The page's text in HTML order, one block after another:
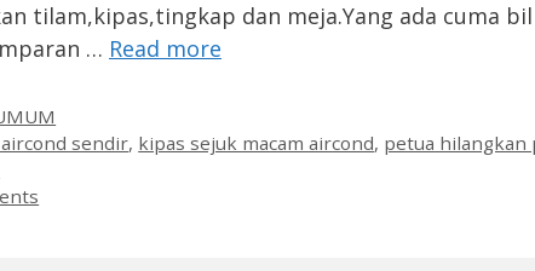
tilam,kipas,tingkap dan meja.Yang ada cuma
… Read more
sendir, kipas sejuk macam aircond, petua hilangkan